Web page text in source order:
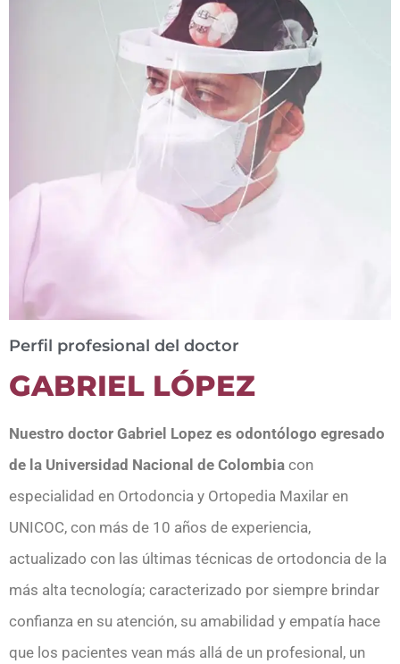
Perfil profesional del doctor
GABRIEL LÓPEZ
Nuestro doctor Gabriel Lopez es odontólogo egresado
de la Universidad Nacional de Colombia con
especialidad en Ortodoncia y Ortopedia Maxilar en
UNICOC, con más de 10 años de experiencia,
actualizado con las últimas técnicas de ortodoncia de la
más alta tecnología; caracterizado por siempre brindar
confianza en su atención, su amabilidad y empatía hace
que los pacientes vean más allá de un profesional, un